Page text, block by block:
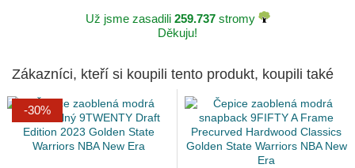
Už jsme zasadili 259.737stromy
Děkuju!
Zákazníci, kteří si koupili tento produkt, koupili také
-30%